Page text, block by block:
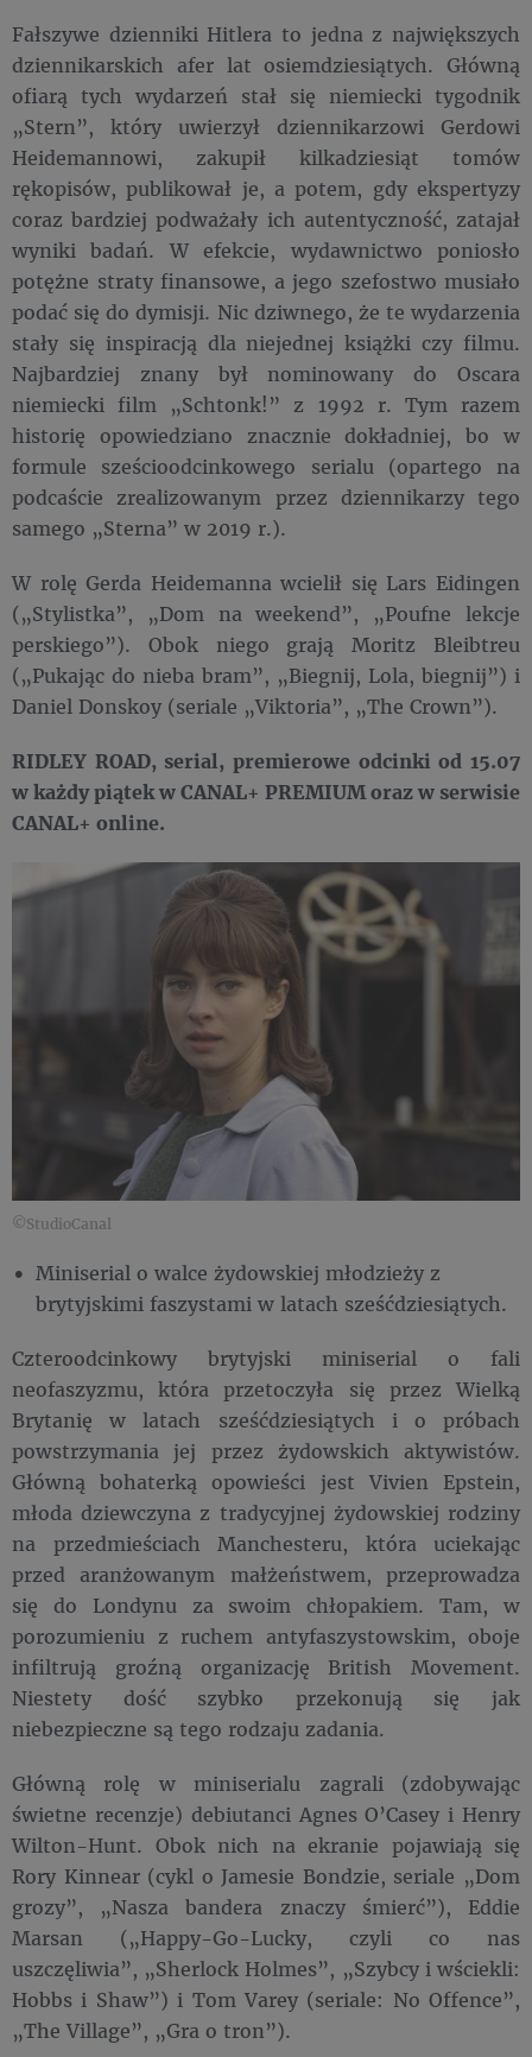
Fałszywe dzienniki Hitlera to jedna z największych
dziennikarskich afer lat osiemdziesiątych. Główną
ofiarą tych wydarzeń stał się niemiecki tygodnik
„Stern”, który uwierzył dziennikarzowi Gerdowi
Heidemannowi, zakupił kilkadziesiąt tomów
rękopisów, publikował je, a potem, gdy ekspertyzy
coraz bardziej podważały ich autentyczność, zatajał
wyniki badań. W efekcie, wydawnictwo poniosło
potężne straty finansowe, a jego szefostwo musiało
podać się do dymisji. Nic dziwnego, że te wydarzenia
stały się inspiracją dla niejednej książki czy filmu.
Najbardziej znany był nominowany do Oscara
niemiecki film „Schtonk!” z 1992 r. Tym razem
historię opowiedziano znacznie dokładniej, bo w
formule sześcioodcinkowego serialu (opartego na
podcaście zrealizowanym przez dziennikarzy tego
samego „Sterna” w 2019 r.).
W rolę Gerda Heidemanna wcielił się Lars Eidingen
(„Stylistka”, „Dom na weekend”, „Poufne lekcje
perskiego”). Obok niego grają Moritz Bleibtreu
(„Pukając do nieba bram”, „Biegnij, Lola, biegnij”) i
Daniel Donskoy (seriale „Viktoria”, „The Crown”).
RIDLEY ROAD, serial, premierowe odcinki od 15.07
w każdy piątek w CANAL+ PREMIUM oraz w serwisie
CANAL+ online.
©StudioCanal
Miniserial o walce żydowskiej młodzieży z
brytyjskimi faszystami w latach sześćdziesiątych.
Czteroodcinkowy brytyjski miniserial o fali
neofaszyzmu, która przetoczyła się przez Wielką
Brytanię w latach sześćdziesiątych i o próbach
powstrzymania jej przez żydowskich aktywistów.
Główną bohaterką opowieści jest Vivien Epstein,
młoda dziewczyna z tradycyjnej żydowskiej rodziny
na przedmieściach Manchesteru, która uciekając
przed aranżowanym małżeństwem, przeprowadza
się do Londynu za swoim chłopakiem. Tam, w
porozumieniu z ruchem antyfaszystowskim, oboje
infiltrują groźną organizację British Movement.
Niestety dość szybko przekonują się jak
niebezpieczne są tego rodzaju zadania.
Główną rolę w miniserialu zagrali (zdobywając
świetne recenzje) debiutanci Agnes O’Casey i Henry
Wilton-Hunt. Obok nich na ekranie pojawiają się
Rory Kinnear (cykl o Jamesie Bondzie, seriale „Dom
grozy”, „Nasza bandera znaczy śmierć”), Eddie
Marsan („Happy-Go-Lucky, czyli co nas
uszczęliwia”, „Sherlock Holmes”, „Szybcy i wściekli:
Hobbs i Shaw”) i Tom Varey (seriale: No Offence”,
„The Village”, „Gra o tron”).